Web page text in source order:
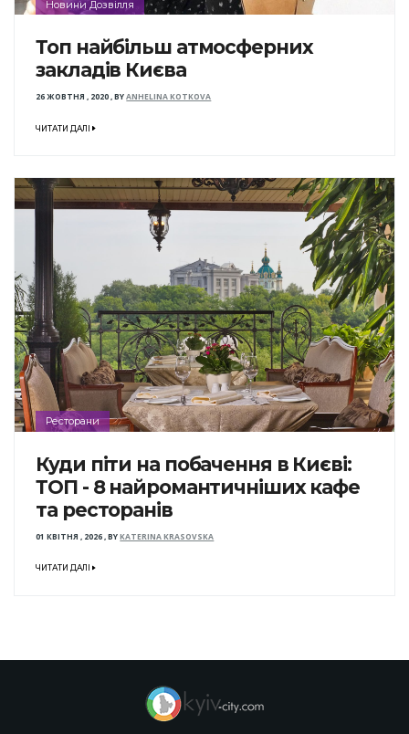
Новини Дозвілля
Топ найбільш атмосферних
закладів Києва
26 ЖОВТНЯ , 2020,BYANHELINA KOTKOVA
ЧИТАТИ ДАЛІ
Ресторани
Куди піти на побачення в Києві:
ТОП - 8 найромантичніших кафе
та ресторанів
01 КВІТНЯ , 2026,BYKATERINA KRASOVSKA
ЧИТАТИ ДАЛІ